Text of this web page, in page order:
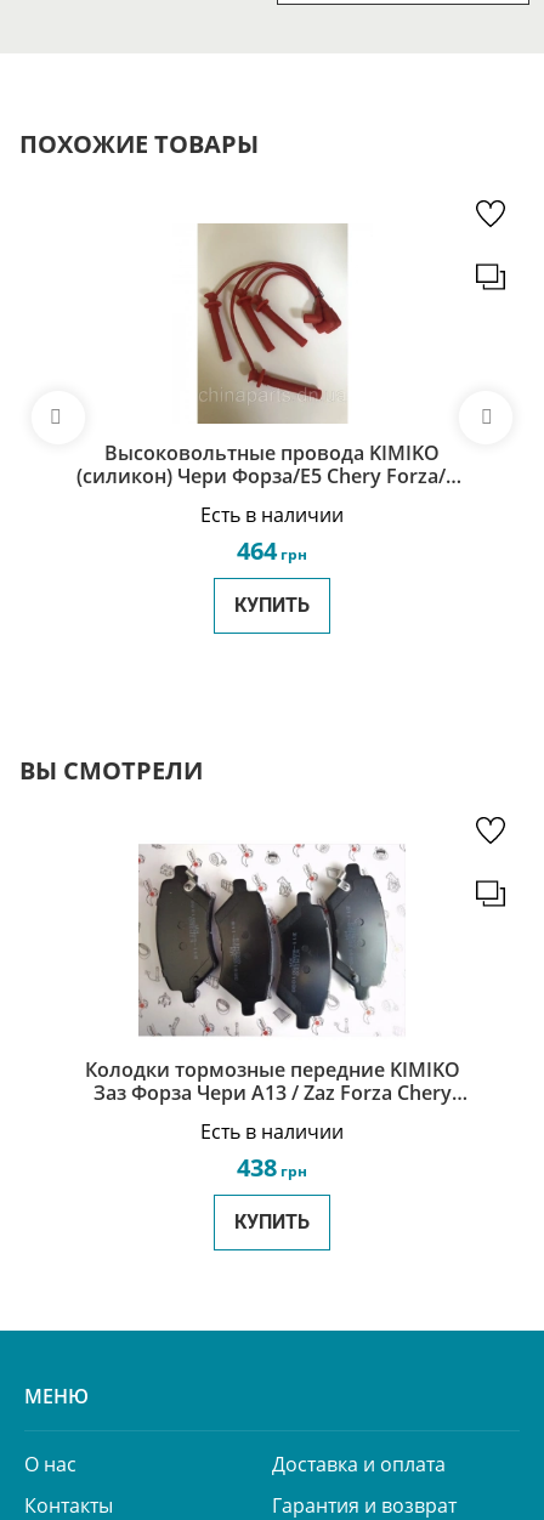
ПОХОЖИЕ ТОВАРЫ
Высоковольтные провода KIMIKO
(силикон) Чери Форза/Е5 Chery Forza/E5
Есть в наличии
464грн
КУПИТЬ
ВЫ СМОТРЕЛИ
Колодки тормозные передние KIMIKO
Заз Форза Чери А13 / Zaz Forza Chery
Есть в наличии
438 грн
КУПИТЬ
МЕНЮ
О нас
Доставка и оплата
Контакты
Гарантия и возврат